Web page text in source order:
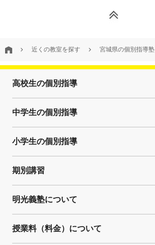
近くの教室を探す 宮城県の個別指導塾
高校生の個別指導
中学生の個別指導
小学生の個別指導
期別講習
明光義塾について
授業料（料金）について